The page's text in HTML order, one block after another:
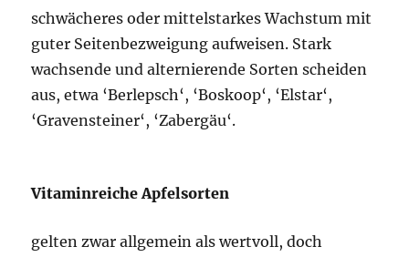
schwächeres oder mittelstarkes Wachstum mit
guter Seitenbezweigung aufweisen. Stark
wachsende und alternierende Sorten scheiden
aus, etwa ‘Berlepsch‘, ‘Boskoop‘, ‘Elstar‘,
‘Gravensteiner‘, ‘Zabergäu‘.
Vitaminreiche Apfelsorten
gelten zwar allgemein als wertvoll, doch